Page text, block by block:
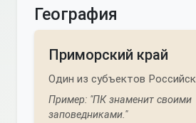
География
Приморский край
Один из субъектов
Пример: "ПК знаменит своими
заповедниками."